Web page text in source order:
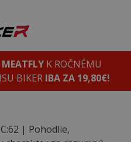
MEATFLYK ROČNÉMU
BIKER IBA ZA 19,80€!